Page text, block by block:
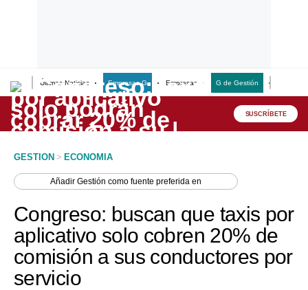
Últimas Noticias Empresas G Empresas G de Gestión
Lo último
Peru Quiosco
Economía
Mercados
Perú
SUSCRÍBETE
GESTION > ECONOMIA
AñadirGestión como fuente preferida en
Congreso: buscan que taxis por
aplicativo solo cobren 20% de
comisión a sus conductores por
servicio